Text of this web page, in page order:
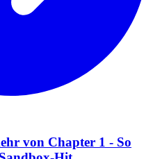
von Chapter 1 - So